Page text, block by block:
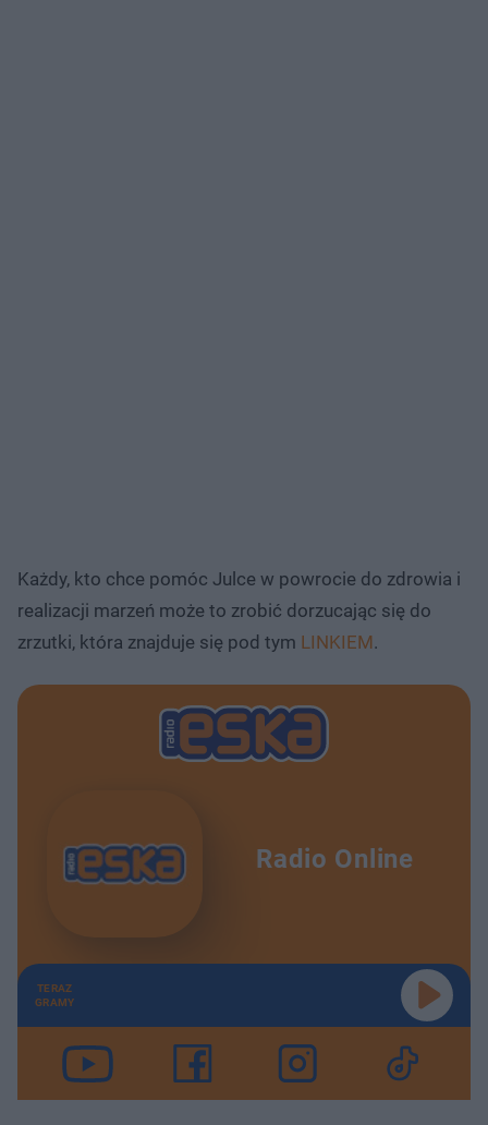
Każdy, kto chce pomóc Julce w powrocie do zdrowia i
realizacji marzeń może to zrobić dorzucając się do
zrzutki, która znajduje się pod tym LINKIEM.
Radio Online
TERAZ
GRAMY